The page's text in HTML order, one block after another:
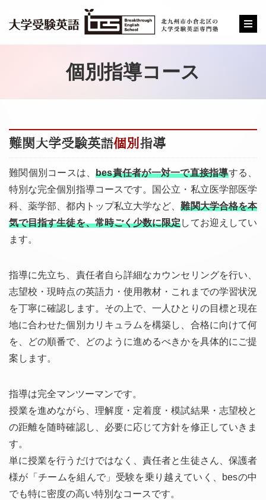
個別指導コース
難関大学受験英語個別 指導
難関個別コースは、bes責任者が一対一で直接指導する、
特別な完全個別指導コースです。国公立・私立医学部医学
科、薬学部、都内トップ私立大学など、難関大学合格を本
気で目指す生徒を、常時ごく少数に限定してお迎えしてい
ます。
指導に先立ち、責任者自ら詳細なカウンセリングを行い、
志望校・現時点の英語力・使用教材・これまでの学習状況
を丁寧に確認します。その上で、一人ひとりの目標と現在
地に合わせた個別カリキュラムを構築し、合格に向けて何
を、どの順番で、どのように進めるべきかを具体的にご提
案します。
指導は完全マンツーマンです。
授業を進めながら、理解度・定着度・模試結果・志望校と
の距離を随時確認し、必要に応じて方針を修正していきま
す。
単に授業を行うだけではなく、責任者と生徒さん、保護者
様が「チームを組んで」受験を乗り越えていく、besの中
でも特に密度の高い特別なコースです。